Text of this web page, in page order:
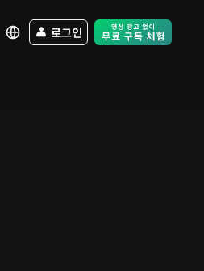
로그인 Free Trial -